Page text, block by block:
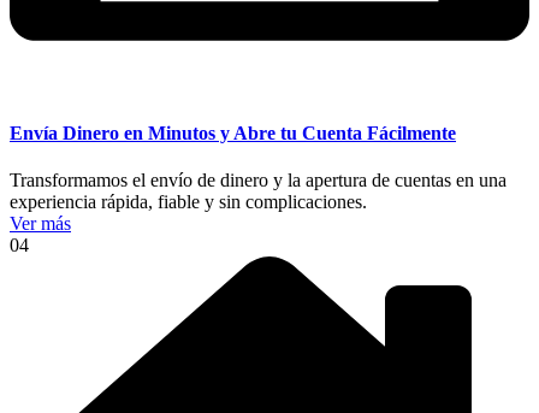
Envía Dinero en Minutos y Abre tu Cuenta Fácilmente
Transformamos el envío de dinero y la apertura de cuentas en una
experiencia rápida, fiable y sin complicaciones.
Ver más
04